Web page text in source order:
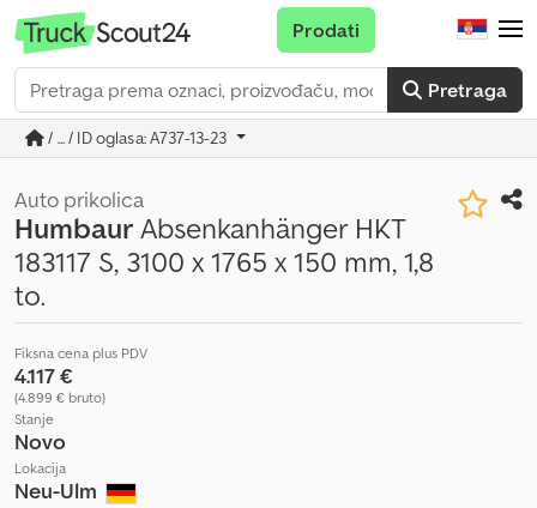
Pretraga
Prodati
/ ... / ID oglasa: A737-13-23
Auto prikolica
HumbaurAbsenkanhänger HKT
183117 S, 3100 x 1765 x 150 mm, 1,8
to.
Fiksna cena plus PDV
4.117 €
(4.899 € bruto)
Stanje
Novo
Lokacija
Neu-Ulm